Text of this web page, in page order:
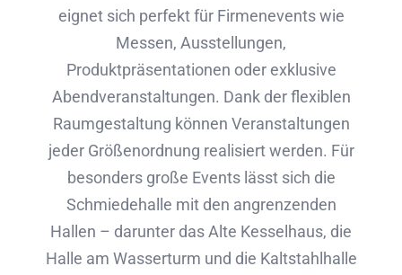
eignet sich perfekt für Firmenevents wie
Messen, Ausstellungen,
Produktpräsentationen oder exklusive
Abendveranstaltungen. Dank der flexiblen
Raumgestaltung können Veranstaltungen
jeder Größenordnung realisiert werden. Für
besonders große Events lässt sich die
Schmiedehalle mit den angrenzenden
Hallen – darunter das Alte Kesselhaus, die
Halle am Wasserturm und die Kaltstahlhalle